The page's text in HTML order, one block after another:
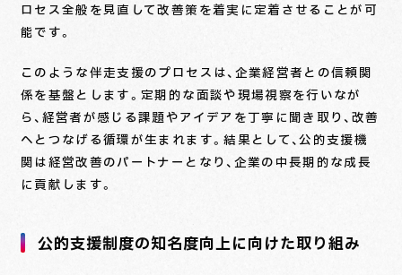
ロセス全般を見直して改善策を着実に定着させることが可
能です。
このような伴走支援のプロセスは、企業経営者との信頼関
係を基盤とします。定期的な面談や現場視察を行いなが
ら、経営者が感じる課題やアイデアを丁寧に聞き取り、改善
へとつなげる循環が生まれます。結果として、公的支援機
関は経営改善のパートナーとなり、企業の中長期的な成長
に貢献します。
公的支援制度の知名度向上に向けた取り組み